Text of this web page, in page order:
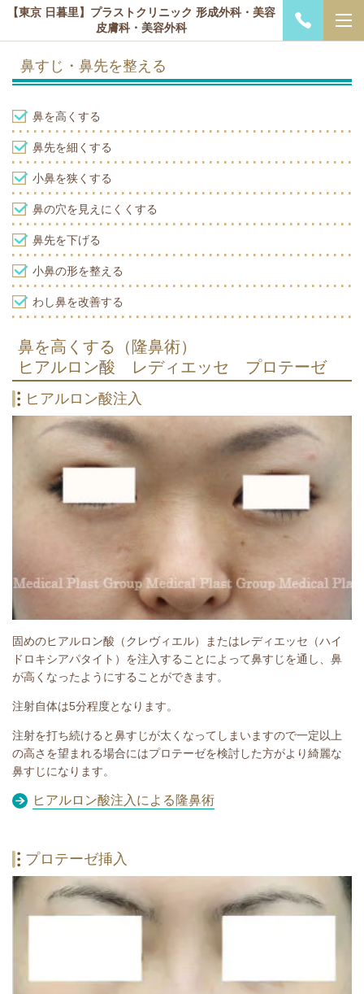
【東京 日暮里】プラストクリニック 形成外科・美容
皮膚科・美容外科
鼻すじ・鼻先を整える
鼻を高くする
鼻先を細くする
小鼻を狭くする
鼻の穴を見えにくくする
鼻先を下げる
小鼻の形を整える
わし鼻を改善する
鼻を高くする（隆鼻術）
ヒアルロン酸 レディエッセ プロテーゼ
ヒアルロン酸注入
固めのヒアルロン酸（クレヴィエル）またはレディエッセ（ハイ
ドロキシアパタイト）を注入することによって鼻すじを通し、鼻
が高くなったようにすることができます。
注射自体は5分程度となります。
注射を打ち続けると鼻すじが太くなってしまいますので一定以上
の高さを望まれる場合にはプロテーゼを検討した方がより綺麗な
鼻すじになります。
ヒアルロン酸注入による隆鼻術
プロテーゼ挿入